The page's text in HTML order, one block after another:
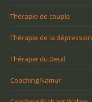
Thérapie de couple
Thérapie de la dépression
Thérapie du Deuil
Coaching Namur